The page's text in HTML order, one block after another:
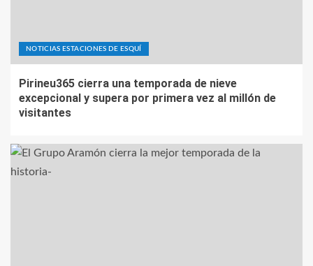
NOTICIAS ESTACIONES DE ESQUÍ
Pirineu365 cierra una temporada de nieve
excepcional y supera por primera vez al millón de
visitantes